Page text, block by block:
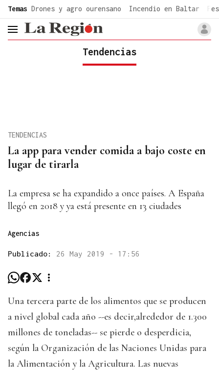
Temas Drones y agro ourensano Incendio en Baltar
header.menu.open
Tendencias
La app para vender comida a bajo coste en
lugar de tirarla
TENDENCIAS
La empresa se ha expandido a once países. A España
llegó en 2018 y ya está presente en 13 ciudades
Agencias
Publicado: 26 May 2019 - 17:56
Una tercera parte de los alimentos que se producen
a nivel global cada año --es decir,alrededor de 1.300
millones de toneladas-- se pierde o desperdicia,
según la Organización de las Naciones Unidas para
la Alimentación y la Agricultura. Las nuevas